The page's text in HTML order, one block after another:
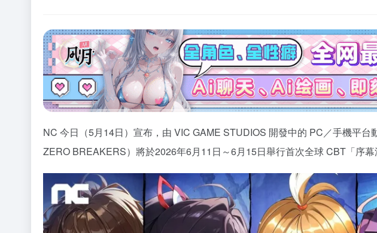
NC 今日（5月14日）宣布，由 VIC GAME STUDIOS 開發中的 PC／手機平
ZERO BREAKERS）將於2026年6月11日～6月15日舉行首次全球 CBT「序幕